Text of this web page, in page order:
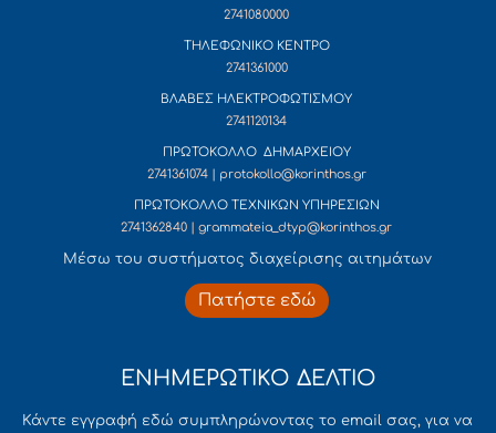
2741080000
ΤΗΛΕΦΩΝΙΚΟ ΚΕΝΤΡΟ
2741361000
ΒΛΑΒΕΣ ΗΛΕΚΤΡΟΦΩΤΙΣΜΟΥ
2741120134
ΠΡΩΤΟΚΟΛΛΟ ΔΗΜΑΡΧΕΙΟΥ
2741361074 | protokollo@korinthos.gr
ΠΡΩΤΟΚΟΛΛΟ ΤΕΧΝΙΚΩΝ ΥΠΗΡΕΣΙΩΝ
2741362840 | grammateia_dtyp@korinthos.gr
Mέσω του συστήματος διαχείρισης αιτημάτων
Πατήστε εδώ
ΕΝΗΜΕΡΩΤΙΚΟ ΔΕΛΤΙΟ
Κάντε εγγραφή εδώ συμπληρώνοντας το email σας, για να